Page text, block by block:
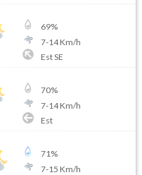
69%
7-14Km/h
Est SE
70%
7-14Km/h
Est
71%
7-15 Km/h